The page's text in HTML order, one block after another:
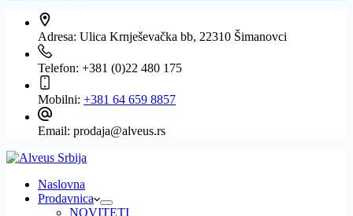
Adresa: Ulica Krnješevačka bb, 22310 Šimanovci
Telefon: +381 (0)22 480 175
Mobilni: +381 64 659 8857
Email: prodaja@alveus.rs
Naslovna
Prodavnica
NOVITETI